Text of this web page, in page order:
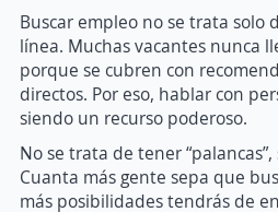
Buscar empleo no se trata solo
línea. Muchas vacantes nunca
porque se cubren con
directos. Por eso, hablar con
siendo un recurso poderoso.
No se trata de tener
Cuanta más gente sepa que
más posibilidades tendrás de